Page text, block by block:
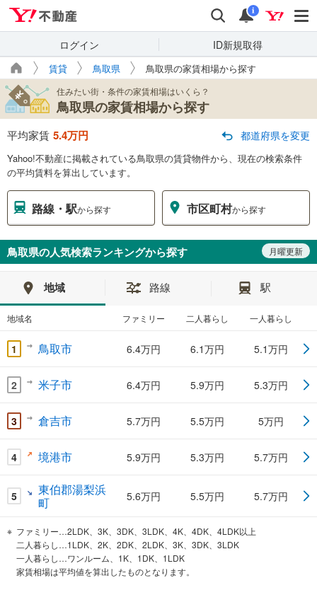
検索 通知
i
ログイン ID新規取得
賃貸 鳥取県 鳥取県の家賃相場から探す
住みたい街・条件の家賃相場はいくら？
鳥取県の家賃相場から探す
平均家賃 5.4万円 都道府県を変更
Yahoo!不動産に掲載されている鳥取県の賃貸物件から、現在の検索条件
の平均賃料を算出しています。
路線・駅から探す 市区町村から探す
月曜更新
鳥取県の人気検索ランキングから探す
地域 路線 駅
地域名 ファミリー 二人暮らし 一人暮らし
1 鳥取市 6.4万円 6.1万円 5.1万円
2 米子市 6.4万円 5.9万円 5.3万円
3 倉吉市 5.7万円 5.5万円 5万円
4 境港市 5.9万円 5.3万円 5.7万円
5
東伯郡湯梨浜
町
5.6万円 5.5万円 5.7万円
ファミリー…2LDK、3K、3DK、3LDK、4K、4DK、4LDK以上
二人暮らし…1LDK、2K、2DK、2LDK、3K、3DK、3LDK
一人暮らし…ワンルーム、1K、1DK、1LDK
家賃相場は平均値を算出したものとなります。